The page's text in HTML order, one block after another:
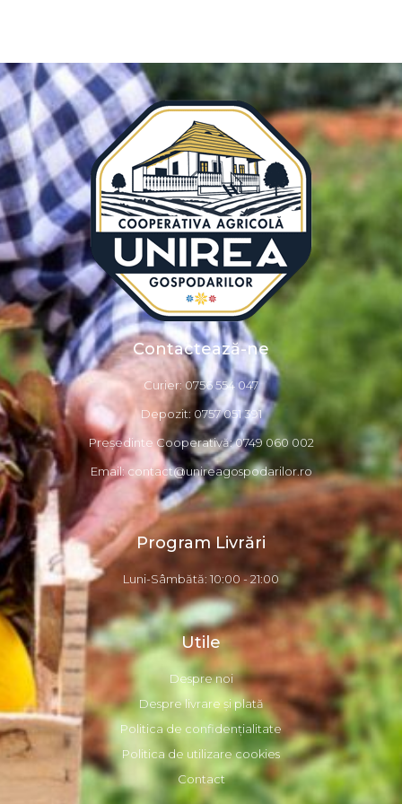
Contactează-ne
Curier: 0756 554 047
Depozit: 0757 051 391
Președinte Cooperativă: 0749 060 002
Email: contact@unireagospodarilor.ro
Program Livrări
Luni-Sâmbătă: 10:00 - 21:00
Utile
Despre noi
Despre livrare și plată
Politica de confidențialitate
Politica de utilizare cookies
Contact